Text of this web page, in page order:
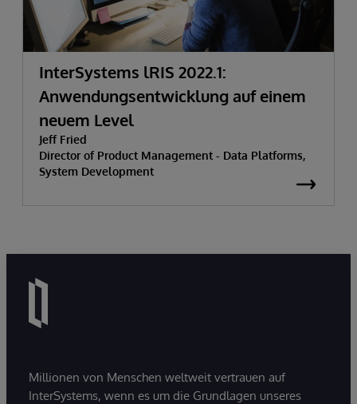
InterSystems lRIS 2022.1:
Anwendungsentwicklung auf einem
neuem Level
Jeff Fried
Director of Product Management - Data Platforms,
System Development
Millionen von Menschen weltweit vertrauen auf
InterSystems, wenn es um die Grundlagen unseres